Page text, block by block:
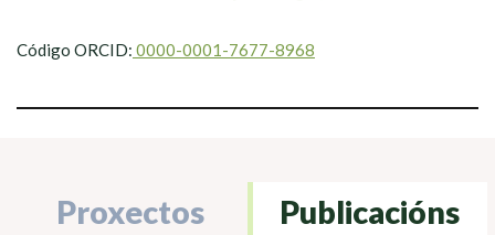
Código ORCID: 0000-0001-7677-8968
Proxectos Publicacións